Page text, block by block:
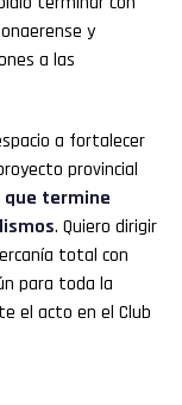
y
a las
a fortalecer
provincial
que termine
. Quiero dirigir
total con
para toda la
el acto en el Club